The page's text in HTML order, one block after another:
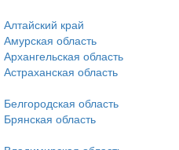
Алтайский край
Амурская область
Архангельская область
Астраханская область
Белгородская область
Брянская область